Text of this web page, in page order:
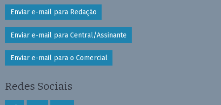
Enviar e-mail para Redação
Enviar e-mail para Central/Assinante
Enviar e-mail para o Comercial
Redes Sociais